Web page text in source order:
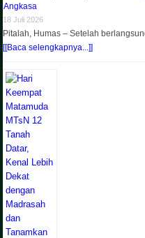
Angkasa
18 Juli 2026
Pitalah, Humas – Setelah
[[Baca selengkapnya...]]